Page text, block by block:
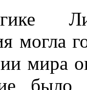
могла
мира
было